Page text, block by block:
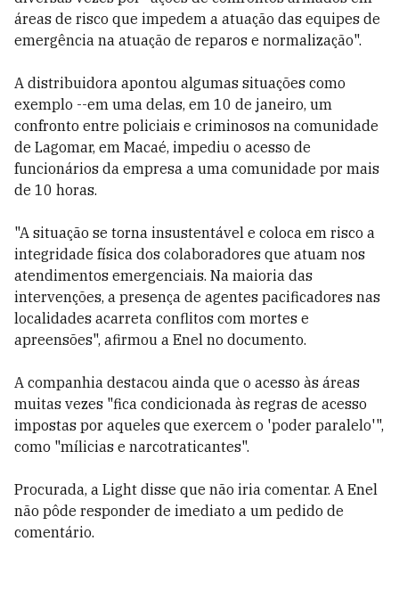
áreas de risco que impedem a atuação das equipes de
emergência na atuação de reparos e normalização".
A distribuidora apontou algumas situações como
exemplo --em uma delas, em 10 de janeiro, um
confronto entre policiais e criminosos na comunidade
de Lagomar, em Macaé, impediu o acesso de
funcionários da empresa a uma comunidade por mais
de 10 horas.
"A situação se torna insustentável e coloca em risco a
integridade física dos colaboradores que atuam nos
atendimentos emergenciais. Na maioria das
intervenções, a presença de agentes pacificadores nas
localidades acarreta conflitos com mortes e
apreensões", afirmou a Enel no documento.
A companhia destacou ainda que o acesso às áreas
muitas vezes "fica condicionada às regras de acesso
impostas por aqueles que exercem o 'poder paralelo'",
como "mílicias e narcotraticantes".
Procurada, a Light disse que não iria comentar. A Enel
não pôde responder de imediato a um pedido de
comentário.